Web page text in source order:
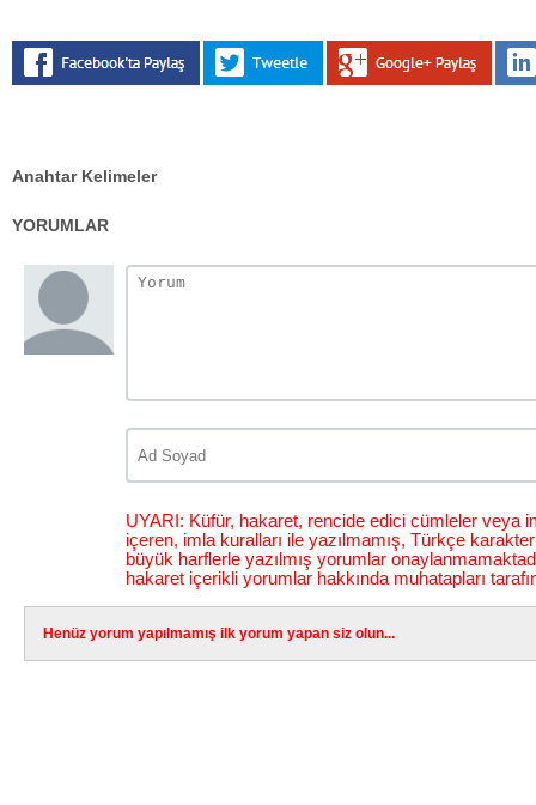
Anahtar Kelimeler
YORUMLAR
UYARI: Küfür, hakaret, rencide edici cümleler veya
içeren, imla kuralları ile yazılmamış, Türkçe
büyük harflerle yazılmış yorumlar
hakaret içerikli yorumlar hakkında muhatapları
Henüz yorum yapılmamış ilk yorum yapan siz olun...